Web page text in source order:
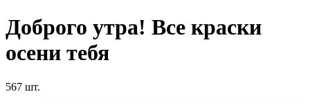
Доброго утра! Все краски
осени тебя
567 шт.